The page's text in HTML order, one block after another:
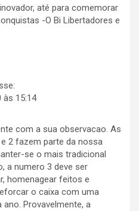
até para comemorar
-O Bi Libertadores e
às 15:14
com a sua observacao. As
2 fazem parte da nossa
se o mais tradicional
a numero 3 deve ser
homenagear feitos e
o caixa com uma
Provavelmente, a